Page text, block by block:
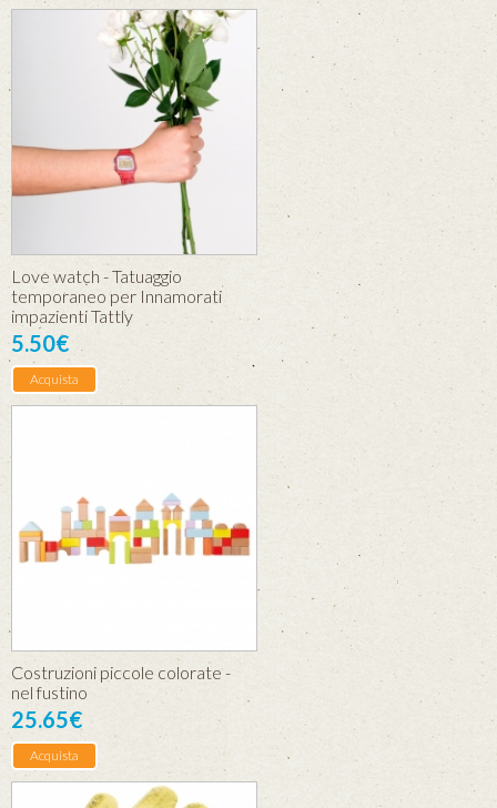
Love watch - Tatuaggio
temporaneo per Innamorati
impazienti Tattly
5.50€
Acquista
Costruzioni piccole colorate -
nel fustino
25.65€
Acquista